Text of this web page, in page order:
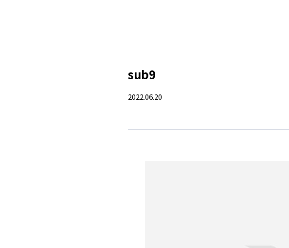
sub9
2022.06.20